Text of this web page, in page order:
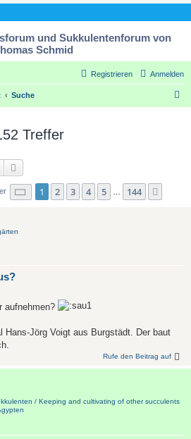
und Sukkulentenforum von
Schmid
Anmelden
Registrieren
Suche
Treffer
Suche
Seite 1von 144
1 2 3 4 5 144
aufnehmen?
Hans-Jörg Voigt aus Burgstädt. Der baut
Rufe den Beitrag auf
/ Keeping and cultivating of other succulents